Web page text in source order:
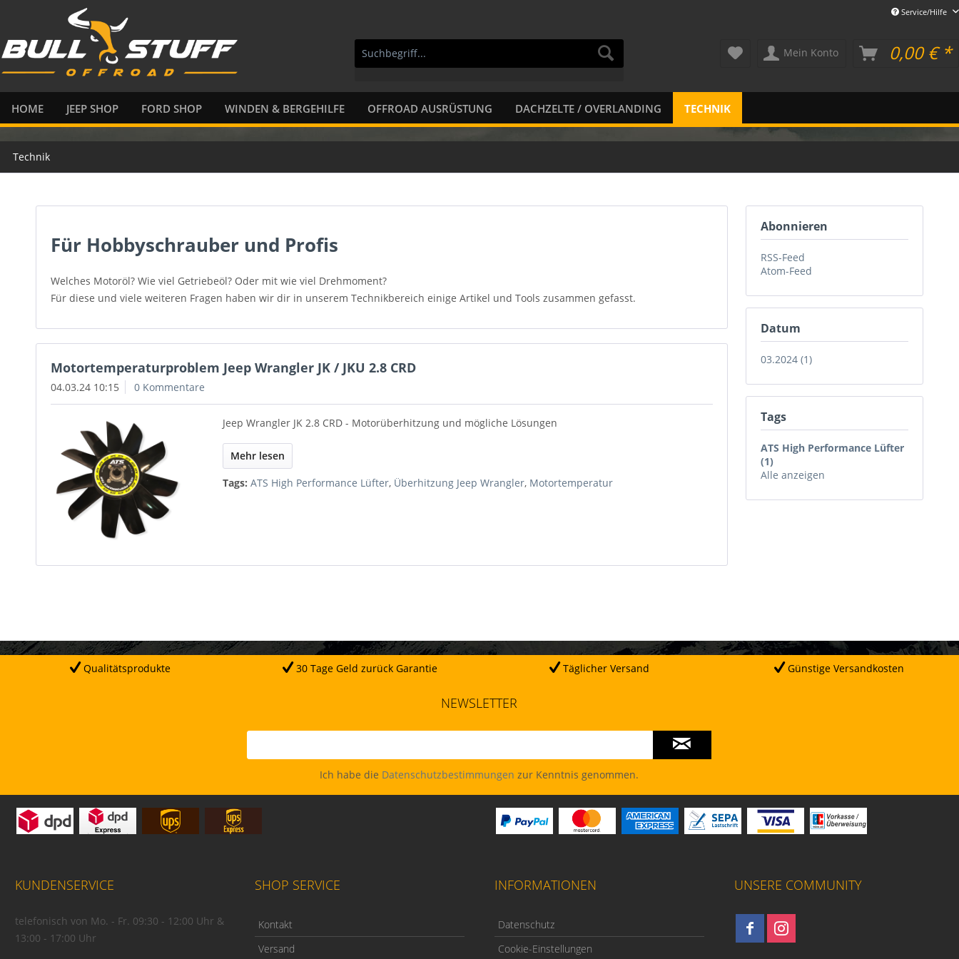
Service/Hilfe
Mein Konto 0,00 € *
HOME JEEP SHOP FORD SHOP WINDEN & BERGEHILFE OFFROAD AUSRÜSTUNG DACHZELTE / OVERLANDING TECHNIK
Technik
Abonnieren
RSS-Feed
Atom-Feed
Datum
03.2024 (1)
Tags
ATS High Performance Lüfter
(1)
Alle anzeigen
Für Hobbyschrauber und Profis
Welches Motoröl? Wie viel Getriebeöl? Oder mit wie viel Drehmoment?
Für diese und viele weiteren Fragen haben wir dir in unserem Technikbereich einige Artikel und Tools zusammen gefasst.
Motortemperaturproblem Jeep Wrangler JK / JKU 2.8 CRD
04.03.24 10:15 0 Kommentare
Jeep Wrangler JK 2.8 CRD - Motorüberhitzung und mögliche Lösungen
Mehr lesen
Tags: ATS High Performance Lüfter, Überhitzung Jeep Wrangler, Motortemperatur
Qualitätsprodukte 30 Tage Geld zurück Garantie Täglicher Versand Günstige Versandkosten
NEWSLETTER
Ich habe die Datenschutzbestimmungen zur Kenntnis genommen.
KUNDENSERVICE
telefonisch von Mo. - Fr. 09:30 - 12:00 Uhr &
13:00 - 17:00 Uhr
SHOP SERVICE
Kontakt
Versand
INFORMATIONEN
Datenschutz
Cookie-Einstellungen
UNSERE COMMUNITY